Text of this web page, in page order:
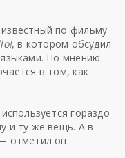
по фильму
, в котором обсудил
По мнению
в том, как
гораздо
и ту же вещь. А в
отметил он.